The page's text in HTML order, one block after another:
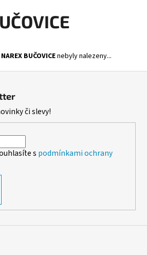
NAREX BUČOVICEnebyly nalezeny...
či slevy!
s podmínkami ochrany